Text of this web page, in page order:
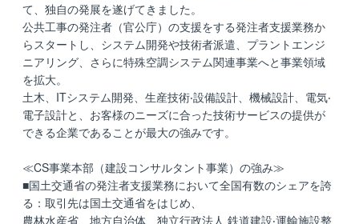
て、独自の発展を遂げてきました。
公共工事の発注者（官公庁）の支援をする発注者支援業務か
らスタートし、システム開発や技術者派遣、プラントエンジ
ニアリング、さらに特殊空調システム関連事業へと事業領域
を拡大。
土木、ITシステム開発、生産技術‧設備設計、機械設計、電気‧
電子設計と、お客様のニーズに合った技術サービスの提供が
できる企業であることが最大の強みです。
≪CS事業本部（建設コンサルタント事業）の強み≫
■国土交通省の発注者支援業務において全国有数のシェアを誇
る：取引先は国土交通省をはじめ、
農林水産省、地方自治体、独立行政法人 鉄道建設‧運輸施設整